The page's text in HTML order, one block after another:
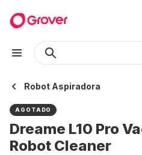
Robot Aspiradora
AGOTADO
Dreame L10 Pro
Robot Cleaner